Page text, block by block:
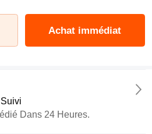
Achat immédiat
Dans 24 Heures.